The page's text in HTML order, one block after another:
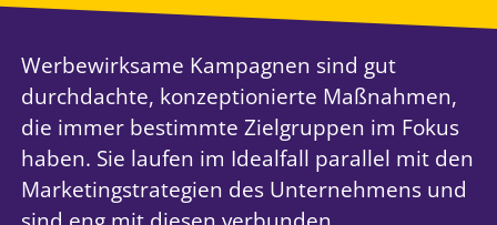
Werbewirksame Kampagnen sind gut
durchdachte, konzeptionierte Maßnahmen,
die immer bestimmte Zielgruppen im Fokus
haben. Sie laufen im Idealfall parallel mit den
Marketingstrategien des Unternehmens und